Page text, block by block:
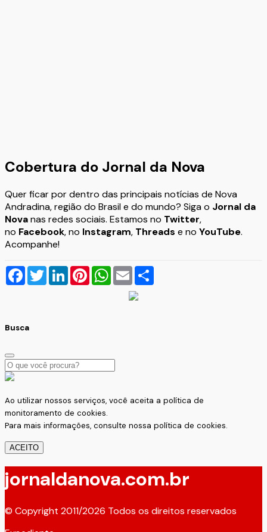
Cobertura do Jornal da Nova
Quer ficar por dentro das principais notícias de Nova
Andradina, região do Brasil e do mundo? Siga o Jornal da
Novanas redes sociais. Estamos no Twitter,
no Facebook, no Instagram, Threads e no YouTube.
Acompanhe!
Facebook
TwitterLinkedInPinterestWhatsApp
Email
Busca
Ao utilizar nossos serviços, você aceita a política de
monitoramento de cookies.
Para mais informações, consulte nossa política de cookies.
ACEITO
jornaldanova.com.br
© Copyright 2011/2026 Todos os direitos reservados